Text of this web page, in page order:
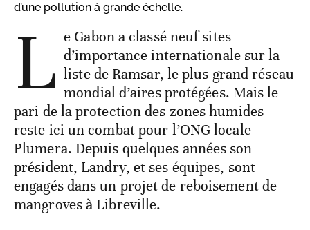
d’une pollution à grande échelle.
L e Gabon a classé neuf sites
d’importance internationale sur la
liste de Ramsar, le plus grand réseau
mondial d’aires protégées. Mais le
pari de la protection des zones humides
reste ici un combat pour l’ONG locale
Plumera. Depuis quelques années son
président, Landry, et ses équipes, sont
engagés dans un projet de reboisement de
mangroves à Libreville.